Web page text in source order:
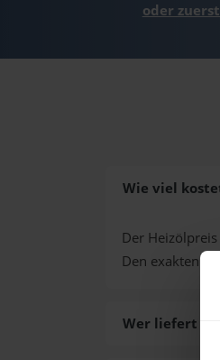
oder
Wie viel
Der
Den exakten
Wer liefert